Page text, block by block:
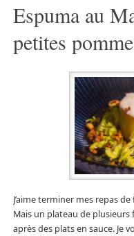
Espuma au
petites
J’aime terminer mes repas
Mais un plateau de plusieurs
après des plats en sauce. Je